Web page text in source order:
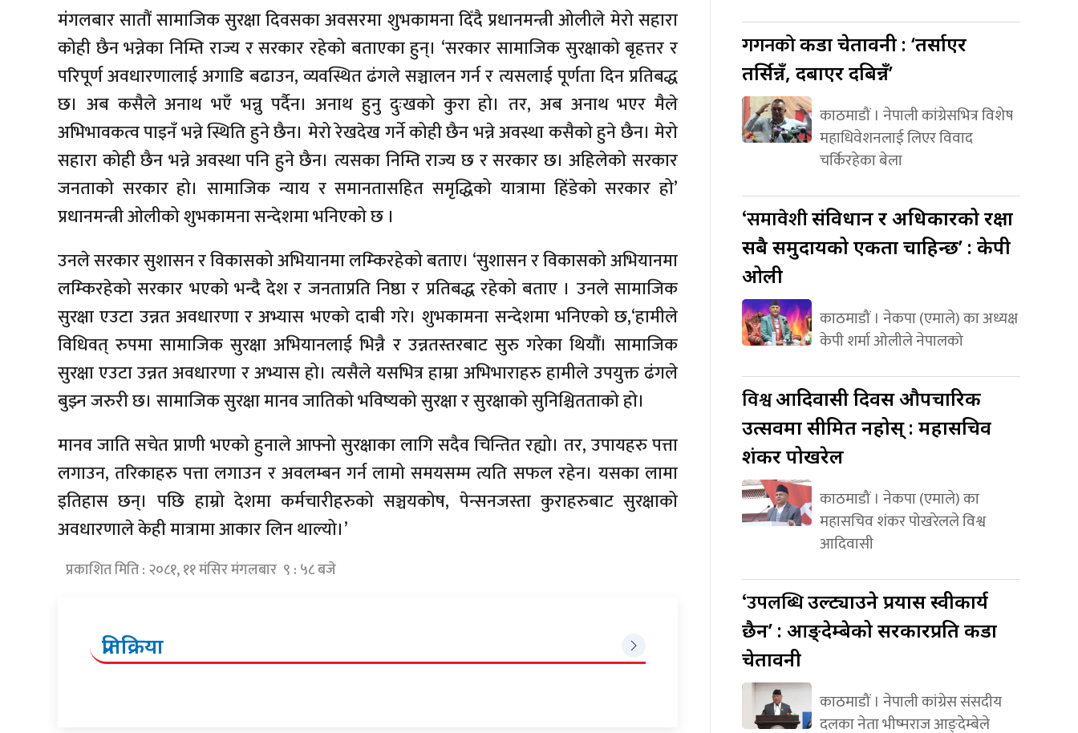
मंगलबार सातौं सामाजिक सुरक्षा दिवसका अवसरमा शुभकामना दिँदै प्रधानमन्त्री ओलीले मेरो सहारा
कोही छैन भन्नेका निम्ति राज्य र सरकार रहेको बताएका हुन्। ‘सरकार सामाजिक सुरक्षाको बृहत्तर र
परिपूर्ण अवधारणालाई अगाडि बढाउन, व्यवस्थित ढंगले सञ्चालन गर्न र त्यसलाई पूर्णता दिन प्रतिबद्ध
छ। अब कसैले अनाथ भएँ भन्नु पर्दैन। अनाथ हुनु दुःखको कुरा हो। तर, अब अनाथ भएर मैले
अभिभावकत्व पाइनँ भन्ने स्थिति हुने छैन। मेरो रेखदेख गर्ने कोही छैन भन्ने अवस्था कसैको हुने छैन। मेरो
सहारा कोही छैन भन्ने अवस्था पनि हुने छैन। त्यसका निम्ति राज्य छ र सरकार छ। अहिलेको सरकार
जनताको सरकार हो। सामाजिक न्याय र समानतासहित समृद्धिको यात्रामा हिंडेको सरकार हो’
प्रधानमन्त्री ओलीको शुभकामना सन्देशमा भनिएको छ ।
उनले सरकार सुशासन र विकासको अभियानमा लम्किरहेको बताए। ‘सुशासन र विकासको अभियानमा
लम्किरहेको सरकार भएको भन्दै देश र जनताप्रति निष्ठा र प्रतिबद्ध रहेको बताए । उनले सामाजिक
सुरक्षा एउटा उन्नत अवधारणा र अभ्यास भएको दाबी गरे। शुभकामना सन्देशमा भनिएको छ,‘हामीले
विधिवत् रुपमा सामाजिक सुरक्षा अभियानलाई भिन्नै र उन्नतस्तरबाट सुरु गरेका थियौं। सामाजिक
सुरक्षा एउटा उन्नत अवधारणा र अभ्यास हो। त्यसैले यसभित्र हाम्रा अभिभाराहरु हामीले उपयुक्त ढंगले
बुझ्न जरुरी छ। सामाजिक सुरक्षा मानव जातिको भविष्यको सुरक्षा र सुरक्षाको सुनिश्चितताको हो।
मानव जाति सचेत प्राणी भएको हुनाले आफ्नो सुरक्षाका लागि सदैव चिन्तित रह्यो। तर, उपायहरु पत्ता
लगाउन, तरिकाहरु पत्ता लगाउन र अवलम्बन गर्न लामो समयसम्म त्यति सफल रहेन। यसका लामा
इतिहास छन्। पछि हाम्रो देशमा कर्मचारीहरुको सञ्चयकोष, पेन्सनजस्ता कुराहरुबाट सुरक्षाको
अवधारणाले केही मात्रामा आकार लिन थाल्यो।’
प्रकाशित मिति : २०८१, ११ मंसिर मंगलबार ९ : ५८ बजे
प्रतिक्रिया
गगनकोकडा चेतावनी : ‘तर्साएर
तर्सिन्नँ, दबाएर दबिन्नँ’
काठमाडौं । नेपाली कांग्रेसभित्र विशेष
महाधिवेशनलाई लिएर विवाद
चर्किरहेका बेला
‘समावेशीसंविधान र अधिकारको रक्षा
सबै समुदायको एकता चाहिन्छ’ : केपी
ओली
काठमाडौं । नेकपा (एमाले) का अध्यक्ष
केपी शर्मा ओलीले नेपालको
विश्वआदिवासी दिवस औपचारिक
उत्सवमा सीमित नहोस् : महासचिव
शंकर पोखरेल
काठमाडौं । नेकपा (एमाले) का
महासचिव शंकर पोखरेलले विश्व
आदिवासी
‘उपलब्धिउल्ट्याउने प्रयास स्वीकार्य
छैन’ : आङ्देम्बेको सरकारप्रति कडा
चेतावनी
काठमाडौं । नेपाली कांग्रेस संसदीय
दलका नेता भीष्मराज आङ्देम्बेले